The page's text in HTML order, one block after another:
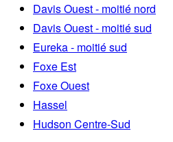
Davis Ouest - moitié nord
Davis Ouest - moitié sud
Eureka - moitié sud
Foxe Est
Foxe Ouest
Hassel
Hudson Centre-Sud